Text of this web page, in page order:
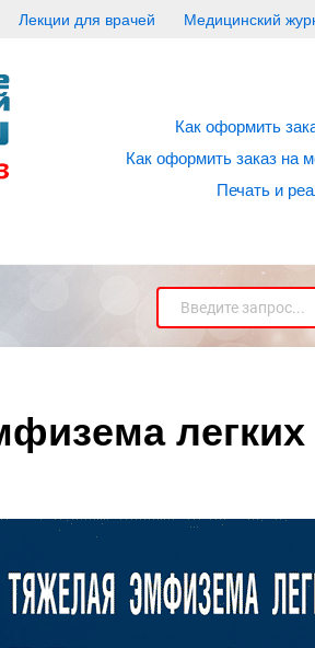
Лекции для врачей Медицинский
Как оформить
Как оформить заказ на
Печать и